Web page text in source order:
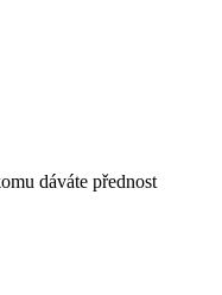
dáváte přednost